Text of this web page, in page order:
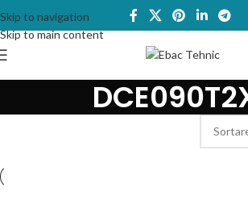
Skip to navigation
Skip to main content